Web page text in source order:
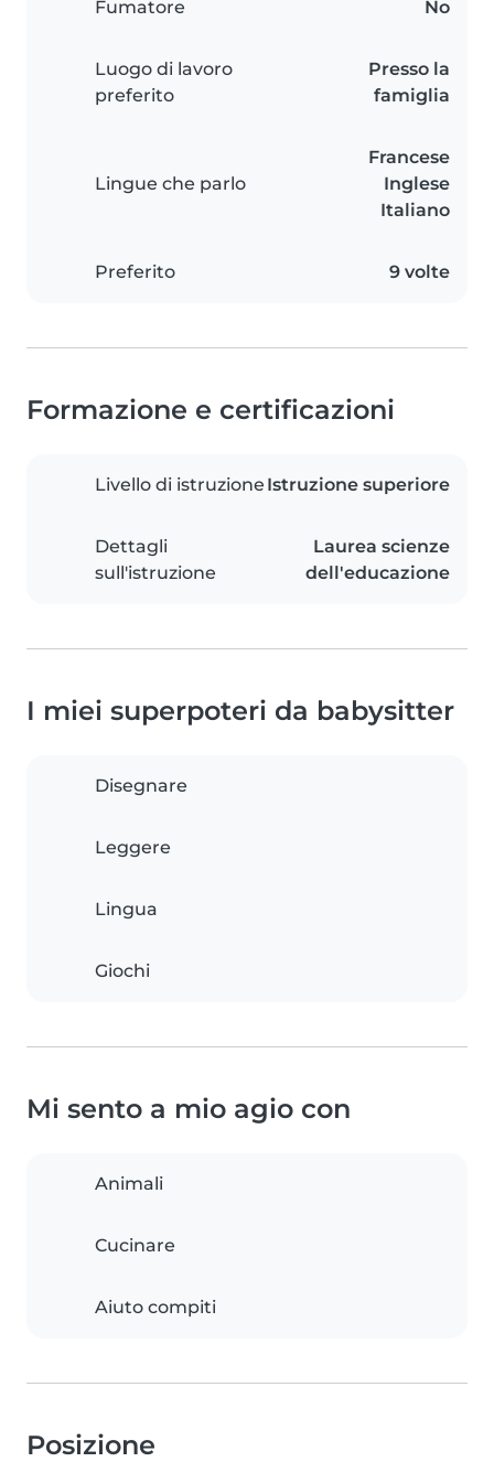
Fumatore No
Luogo di lavoro
preferito
Presso la
famiglia
Lingue che parlo
Francese
Inglese
Italiano
Preferito 9 volte
Formazione e certificazioni
Livello di istruzione Istruzione superiore
Dettagli
sull'istruzione
Laurea scienze
dell'educazione
I miei superpoteri da babysitter
Disegnare
Leggere
Lingua
Giochi
Mi sento a mio agio con
Animali
Cucinare
Aiuto compiti
Posizione